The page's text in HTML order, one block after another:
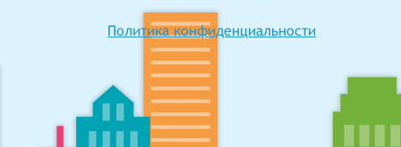
Политика конфиденциальности